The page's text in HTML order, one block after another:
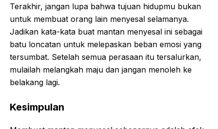
Terakhir, jangan lupa bahwa tujuan hidupmu bukan
untuk membuat orang lain menyesal selamanya.
Jadikan kata-kata buat mantan menyesal ini sebagai
batu loncatan untuk melepaskan beban emosi yang
tersumbat. Setelah semua perasaan itu tersalurkan,
mulailah melangkah maju dan jangan menoleh ke
belakang lagi.
Kesimpulan